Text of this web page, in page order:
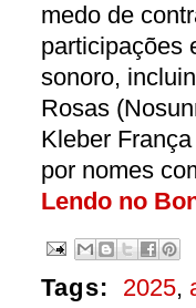
medo de
participações
sonoro,
Rosas
Kleber
por nomes
Lendo no
Tags: 2025,